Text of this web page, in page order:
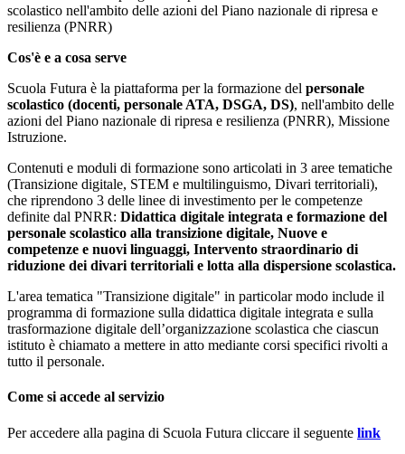
scolastico nell'ambito delle azioni del Piano nazionale di ripresa e
resilienza (PNRR)
Cos'è e a cosa serve
Scuola Futura è la piattaforma per la formazione del personale
scolastico (docenti, personale ATA, DSGA, DS), nell'ambito delle
azioni del Piano nazionale di ripresa e resilienza (PNRR), Missione
Istruzione.
Contenuti e moduli di formazione sono articolati in 3 aree tematiche
(Transizione digitale, STEM e multilinguismo, Divari territoriali),
che riprendono 3 delle linee di investimento per le competenze
definite dal PNRR: Didattica digitale integrata e formazione del
personale scolastico alla transizione digitale, Nuove e
competenze e nuovi linguaggi, Intervento straordinario di
riduzione dei divari territoriali e lotta alla dispersione scolastica.
L'area tematica "Transizione digitale" in particolar modo include il
programma di formazione sulla didattica digitale integrata e sulla
trasformazione digitale dell’organizzazione scolastica che ciascun
istituto è chiamato a mettere in atto mediante corsi specifici rivolti a
tutto il personale.
Come si accede al servizio
Per accedere alla pagina di Scuola Futura cliccare il seguente link